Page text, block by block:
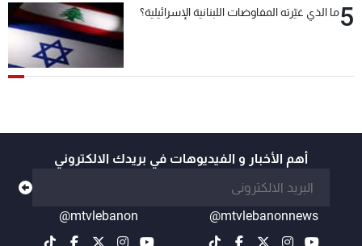
5ما الذي غيّرته المفاوضات اللبنانية الإسرائيلية؟
أهم الأخبار و الفيديوهات في بريدك الالكتروني
@mtvlebanonnews
@mtvlebanon